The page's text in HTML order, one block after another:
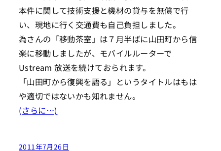
本件に関して技術支援と機材の貸与を無償で行
い、現地に行く交通費も自己負担しました。
為さんの「移動茶室」は７月半ばに山田町から信
楽に移動しましたが、モバイルルーターで
Ustream 放送を続けておられます。
「山田町から復興を語る」というタイトルはもは
や適切ではないかも知れません。
(さらに…)
2011年7月26日